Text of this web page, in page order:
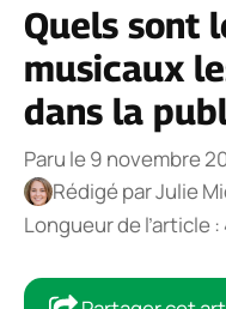
Quels sont
musicaux
dans la
Paru le 9 novembre
Rédigé parJulie
Longueur de l’article